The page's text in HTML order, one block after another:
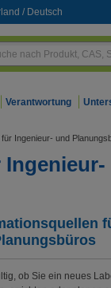
/ Deutsch
Verantwortung
Ingenieur- und
ob Sie ein neues